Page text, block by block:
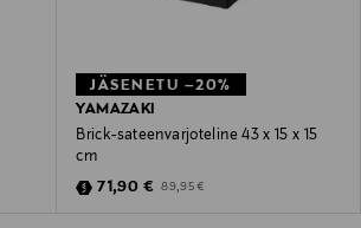
JÄSENETU –20%
YAMAZAKI
Brick-sateenvarjoteline 43 x 15 x 15
cm
Discounted Price
71,90 € Original Price
89,95 €